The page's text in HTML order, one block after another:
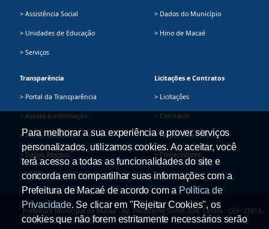
> Assistência Social
> Unidades de Educação
> Serviços
> Dados do Município
> Hino de Macaé
Transparência
> Portal da Transparência
> Acesso à informação
> Plano Plurianual
> Dados Abertos
> LGPD
Licitações e Contratos
> Licitações
> Contratos
> Registro de Preços
> Fornecedores
Prefeitura Municipal de Macaé - Av. Presidente Sodré, 534, Centro - CEP: 27913-
080 - Tel.: (22) 2791-9008
Para melhorar a sua experiência e prover serviços
personalizados, utilizamos cookies. Ao aceitar, você
terá acesso a todas as funcionalidades do site e
concorda em compartilhar suas informações com a
Prefeitura de Macaé de acordo com a Política de
Privacidade. Se clicar em "Rejeitar Cookies", os
cookies que não forem estritamente necessários serão